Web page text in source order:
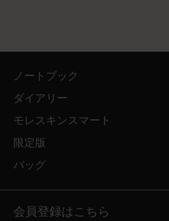
ノートブック
ダイアリー
モレスキンスマート
限定版
バッグ
会員登録はこちら